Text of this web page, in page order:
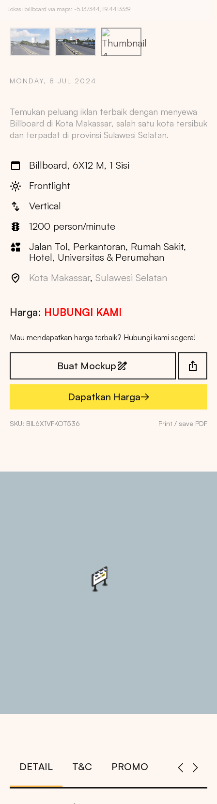
Lokasi billboard via maps: -5.137344,119.4413339
MONDAY, 8 JUL 2024
Temukan peluang iklan terbaik dengan menyewa
Billboard di Kota Makassar, salah satu kota tersibuk
dan terpadat di provinsi Sulawesi Selatan.
Billboard, 6X12 M, 1 Sisi
Frontlight
Vertical
1200 person/minute
Jalan Tol, Perkantoran, Rumah Sakit,
Hotel, Universitas & Perumahan
Kota Makassar, Sulawesi Selatan
Harga: HUBUNGI KAMI
Mau mendapatkan harga terbaik? Hubungi kami segera!
Buat Mockup
Dapatkan Harga
Dapatkan Harga
SKU: BIL6X1VFKOT536 Print / save PDF
DETAIL T&C PROMO
Copy